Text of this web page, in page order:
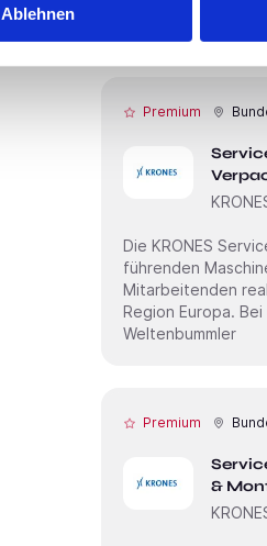
Ablehnen
unseren Sinnen
Premium
Die KRONES
führenden
Mitarbei­tenden
Region Europa. Bei uns zählt Dein Können, nicht Dein Wohnort!Wenn Du Technik im Blut hast und als
Weltenbummler
Premium
&